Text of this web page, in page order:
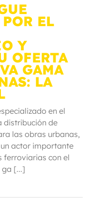
EL
Y
OFERTA
GAMA
LA
en el
distribución de
las obras urbanas,
actor importante
ferroviarias con el
ga [...]